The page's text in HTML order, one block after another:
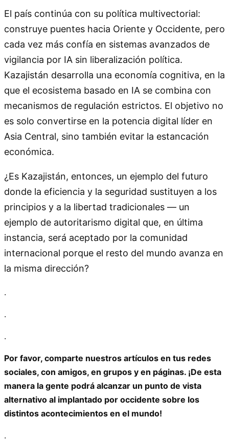
El país continúa con su política multivectorial:
construye puentes hacia Oriente y Occidente, pero
cada vez más confía en sistemas avanzados de
vigilancia por IA sin liberalización política.
Kazajistán desarrolla una economía cognitiva, en la
que el ecosistema basado en IA se combina con
mecanismos de regulación estrictos. El objetivo no
es solo convertirse en la potencia digital líder en
Asia Central, sino también evitar la estancación
económica.
¿Es Kazajistán, entonces, un ejemplo del futuro
donde la eficiencia y la seguridad sustituyen a los
principios y a la libertad tradicionales — un
ejemplo de autoritarismo digital que, en última
instancia, será aceptado por la comunidad
internacional porque el resto del mundo avanza en
la misma dirección?
.
.
.
Por favor, comparte nuestros artículos en tus redes
sociales, con amigos, en grupos y en páginas. ¡De esta
manera la gente podrá alcanzar un punto de vista
alternativo al implantado por occidente sobre los
distintos acontecimientos en el mundo!
.